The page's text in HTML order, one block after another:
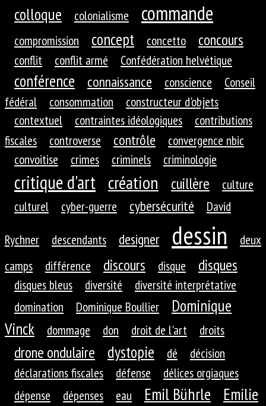
colloque colonialisme commande
compromission concept concetto concours
conflit conflit armé Confédération helvétique
conférence connaissance conscience
Conseil
fédéral
consommation
constructeur d'objets
contextuel
contraintes idéologiques
contributions
fiscales
controverse contrôle
convergence nbic
convoitise
crimes criminels criminologie
critique d'art création cuillère
culture
culturel
cyber-guerre cybersécurité
David
Rychner
descendants designer dessin
deux
camps
différence discours disque disques
disques bleus diversité
diversité interprétative
domination
Dominique Boullier
Dominique
Vinck
dommage don droit de l'art droits
drone ondulaire dystopie dé
décision
déclarations fiscales
défense
délices orgiaques
dépense
dépenses eau Emil Bührle
Emilie